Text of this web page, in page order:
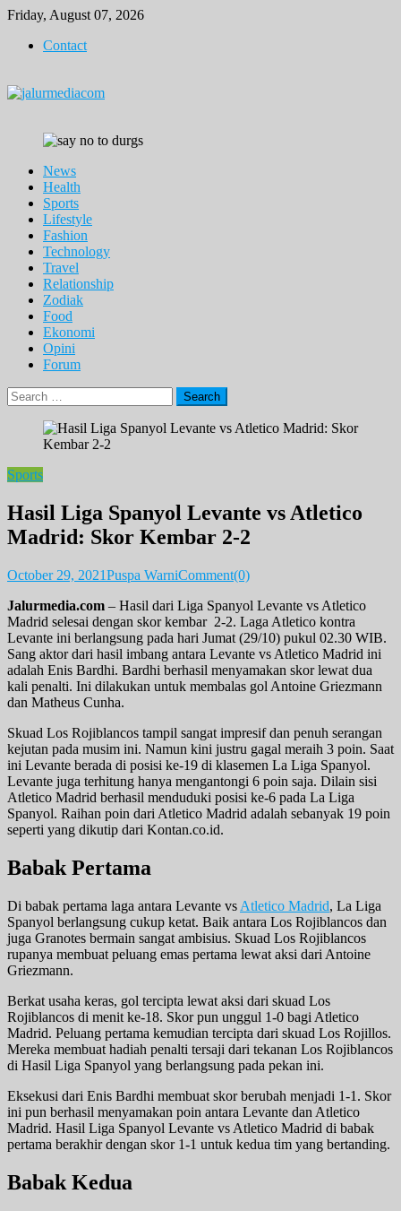
Skip
content
Friday, August 07, 2026
Contact
News
Health
Sports
Lifestyle
Fashion
Technology
Travel
Relationship
Zodiak
Food
Ekonomi
Opini
Forum
Search
for:
Sports
Hasil Liga Spanyol Levante vs Atletico
Madrid: Skor Kembar 2-2
October 29, 2021Puspa WarniComment(0)
Jalurmedia.com – Hasil dari Liga Spanyol Levante vs Atletico
Madrid selesai dengan skor kembar 2-2. Laga Atletico kontra
Levante ini berlangsung pada hari Jumat (29/10) pukul 02.30 WIB.
Sang aktor dari hasil imbang antara Levante vs Atletico Madrid ini
adalah Enis Bardhi. Bardhi berhasil menyamakan skor lewat dua
kali penalti. Ini dilakukan untuk membalas gol Antoine Griezmann
dan Matheus Cunha.
Skuad Los Rojiblancos tampil sangat impresif dan penuh serangan
kejutan pada musim ini. Namun kini justru gagal meraih 3 poin. Saat
ini Levante berada di posisi ke-19 di klasemen La Liga Spanyol.
Levante juga terhitung hanya mengantongi 6 poin saja. Dilain sisi
Atletico Madrid berhasil menduduki posisi ke-6 pada La Liga
Spanyol. Raihan poin dari Atletico Madrid adalah sebanyak 19 poin
seperti yang dikutip dari Kontan.co.id.
Babak Pertama
Di babak pertama laga antara Levante vs Atletico Madrid, La Liga
Spanyol berlangsung cukup ketat. Baik antara Los Rojiblancos dan
juga Granotes bermain sangat ambisius. Skuad Los Rojiblancos
rupanya membuat peluang emas pertama lewat aksi dari Antoine
Griezmann.
Berkat usaha keras, gol tercipta lewat aksi dari skuad Los
Rojiblancos di menit ke-18. Skor pun unggul 1-0 bagi Atletico
Madrid. Peluang pertama kemudian tercipta dari skuad Los Rojillos.
Mereka membuat hadiah penalti tersaji dari tekanan Los Rojiblancos
di Hasil Liga Spanyol yang berlangsung pada pekan ini.
Eksekusi dari Enis Bardhi membuat skor berubah menjadi 1-1. Skor
ini pun berhasil menyamakan poin antara Levante dan Atletico
Madrid. Hasil Liga Spanyol Levante vs Atletico Madrid di babak
pertama berakhir dengan skor 1-1 untuk kedua tim yang bertanding.
Babak Kedua